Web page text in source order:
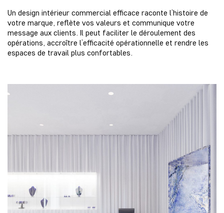
Un design intérieur commercial efficace raconte l’histoire de
votre marque, reflète vos valeurs et communique votre
message aux clients. Il peut faciliter le déroulement des
opérations, accroître l’efficacité opérationnelle et rendre les
espaces de travail plus confortables.